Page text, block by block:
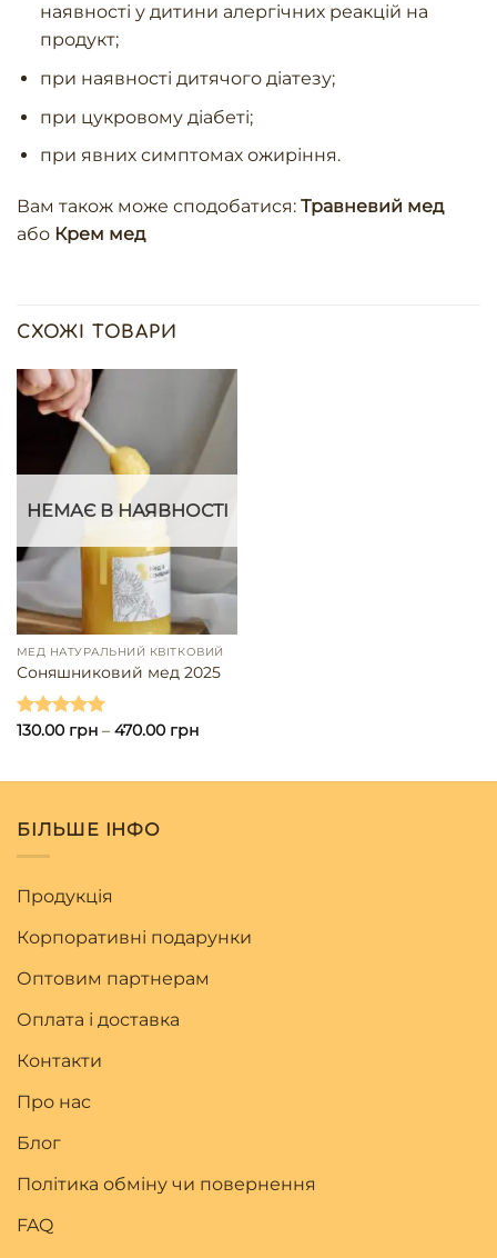
наявності у дитини алергічних реакцій на
продукт;
при наявності дитячого діатезу;
при цукровому діабеті;
при явних симптомах ожиріння.
Вам також може сподобатися: Травневий мед
або Крем мед
СХОЖІ ТОВАРИ
НЕМАЄ В НАЯВНОСТІ
МЕД НАТУРАЛЬНИЙ КВІТКОВИЙ
Соняшниковий мед 2025
Оцінено в
130.00 грн– 470.00 грн
БІЛЬШЕ ІНФО
Продукція
Корпоративні подарунки
Оптовим партнерам
Оплата і доставка
Контакти
Про нас
Блог
Політика обміну чи повернення
FAQ